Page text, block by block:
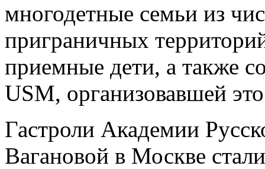
многодетные семьи из
приграничных
приемные дети, а также
USM, организовавшей
Гастроли Академии
Вагановой в Москве